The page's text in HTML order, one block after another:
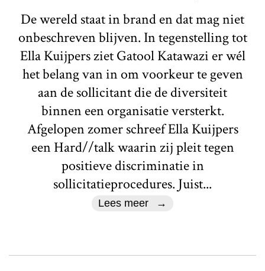
De wereld staat in brand en dat mag niet
onbeschreven blijven. In tegenstelling tot
Ella Kuijpers ziet Gatool Katawazi er wél
het belang van in om voorkeur te geven
aan de sollicitant die de diversiteit
binnen een organisatie versterkt.
Afgelopen zomer schreef Ella Kuijpers
een Hard//talk waarin zij pleit tegen
positieve discriminatie in
sollicitatieprocedures. Juist...
Lees meer